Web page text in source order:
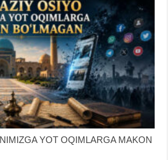
YOT OQIMLARGA MAKON